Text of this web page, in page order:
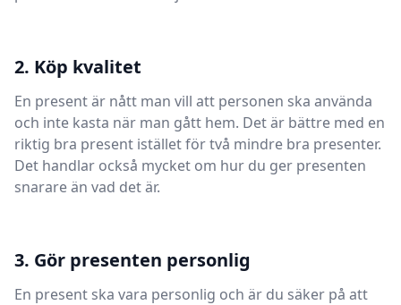
2. Köp kvalitet
En present är nått man vill att personen ska använda
och inte kasta när man gått hem. Det är bättre med en
riktig bra present istället för två mindre bra presenter.
Det handlar också mycket om hur du ger presenten
snarare än vad det är.
3. Gör presenten personlig
En present ska vara personlig och är du säker på att